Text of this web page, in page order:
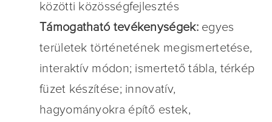
közötti közösségfejlesztés
Támogatható tevékenységek:egyes
területek történetének megismertetése,
interaktív módon; ismertető tábla, térkép
füzet készítése; innovatív,
hagyományokra építő estek,